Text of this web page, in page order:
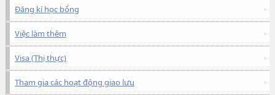
Đăng kí học bổng
Việc làm thêm
Visa (Thị thực)
Tham gia các hoạt động giao lưu